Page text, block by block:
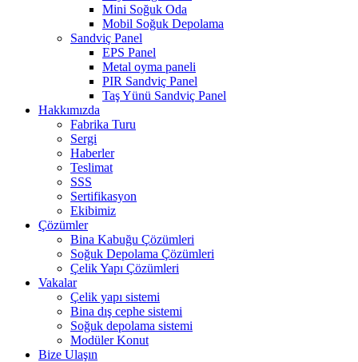
Mini Soğuk Oda
Mobil Soğuk Depolama
Sandviç Panel
EPS Panel
Metal oyma paneli
PIR Sandviç Panel
Taş Yünü Sandviç Panel
Hakkımızda
Fabrika Turu
Sergi
Haberler
Teslimat
SSS
Sertifikasyon
Ekibimiz
Çözümler
Bina Kabuğu Çözümleri
Soğuk Depolama Çözümleri
Çelik Yapı Çözümleri
Vakalar
Çelik yapı sistemi
Bina dış cephe sistemi
Soğuk depolama sistemi
Modüler Konut
Bize Ulaşın